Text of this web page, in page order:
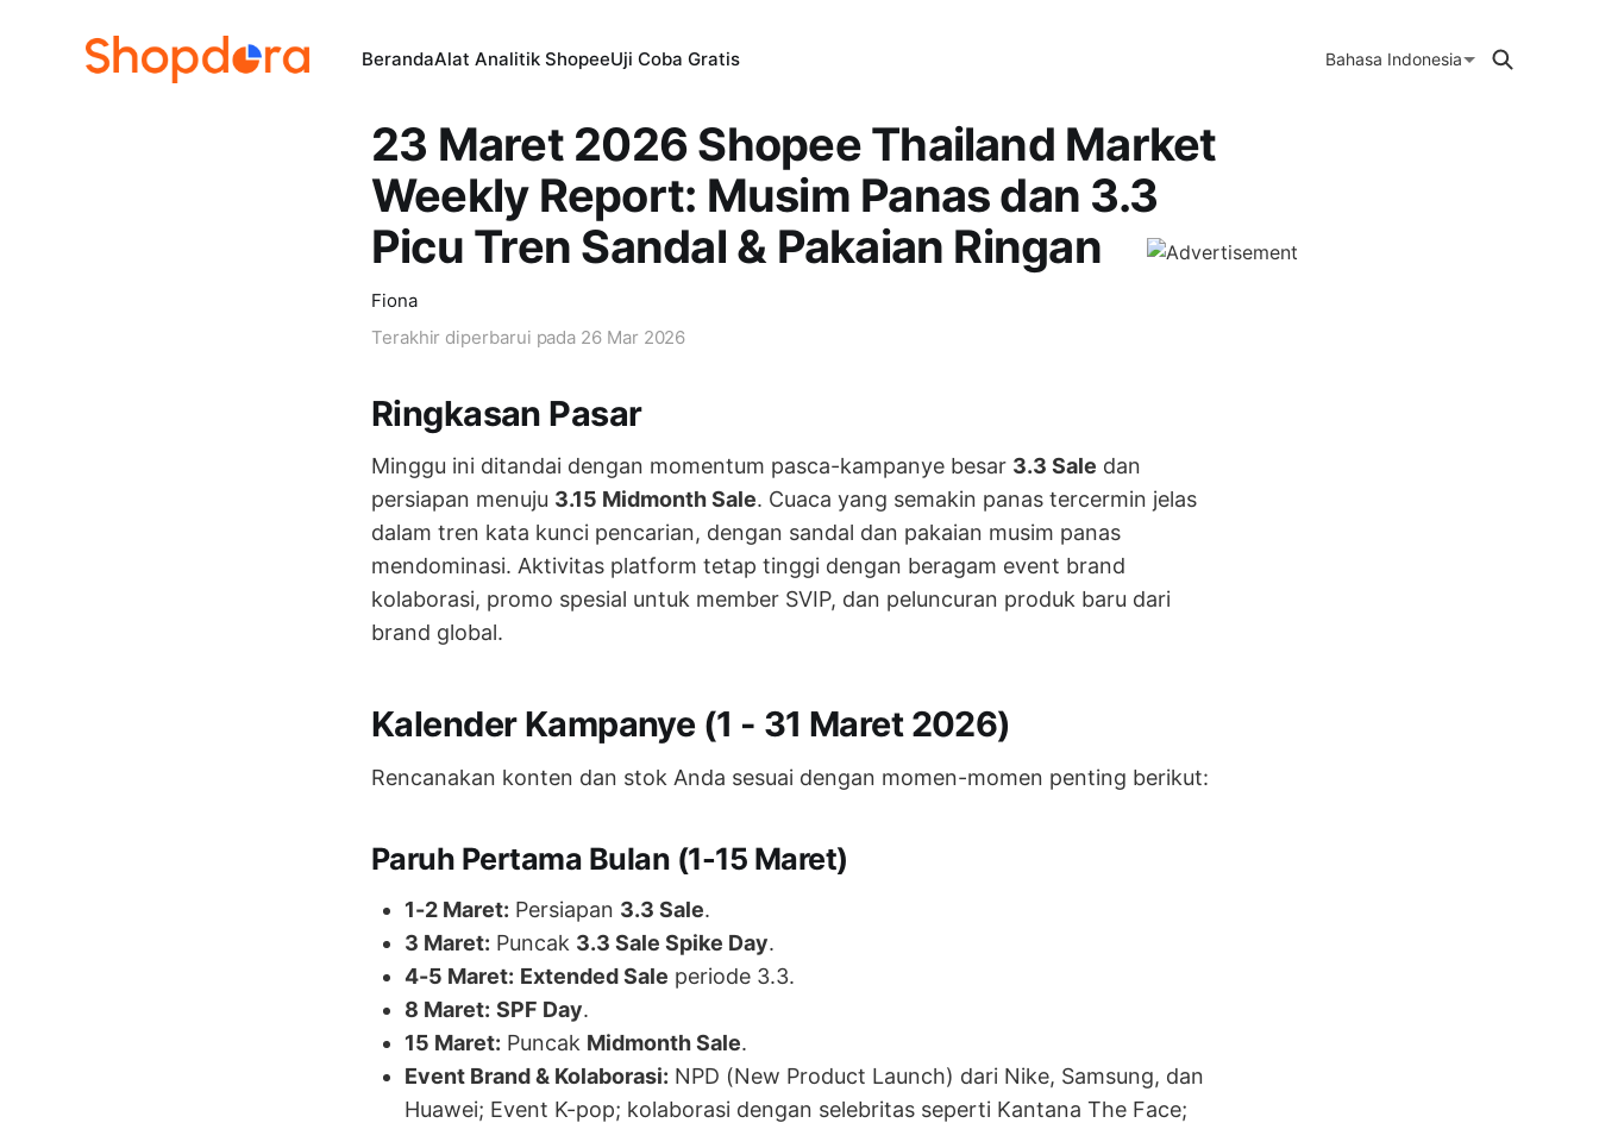
BerandaAlat Analitik ShopeeUji Coba Gratis Bahasa Indonesia
23 Maret 2026 Shopee Thailand Market
Weekly Report: Musim Panas dan 3.3
Picu Tren Sandal & Pakaian Ringan
Fiona
Terakhir diperbarui pada 26 Mar 2026
Ringkasan Pasar
Minggu ini ditandai dengan momentum pasca-kampanye besar 3.3 Sale dan
persiapan menuju 3.15 Midmonth Sale. Cuaca yang semakin panas tercermin jelas
dalam tren kata kunci pencarian, dengan sandal dan pakaian musim panas
mendominasi. Aktivitas platform tetap tinggi dengan beragam event brand
kolaborasi, promo spesial untuk member SVIP, dan peluncuran produk baru dari
brand global.
Kalender Kampanye (1 - 31 Maret 2026)
Rencanakan konten dan stok Anda sesuai dengan momen-momen penting berikut:
Paruh Pertama Bulan (1-15 Maret)
1-2 Maret: Persiapan 3.3 Sale.
3 Maret: Puncak 3.3 Sale Spike Day.
4-5 Maret: Extended Sale periode 3.3.
8 Maret: SPF Day.
15 Maret: Puncak Midmonth Sale.
Event Brand & Kolaborasi: NPD (New Product Launch) dari Nike, Samsung, dan
Huawei; Event K-pop; kolaborasi dengan selebritas seperti Kantana The Face;